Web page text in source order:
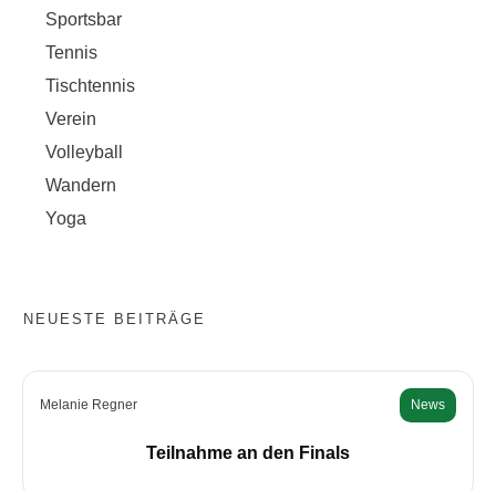
Sportsbar
Tennis
Tischtennis
Verein
Volleyball
Wandern
Yoga
NEUESTE BEITRÄGE
Melanie Regner News
Teilnahme an den Finals